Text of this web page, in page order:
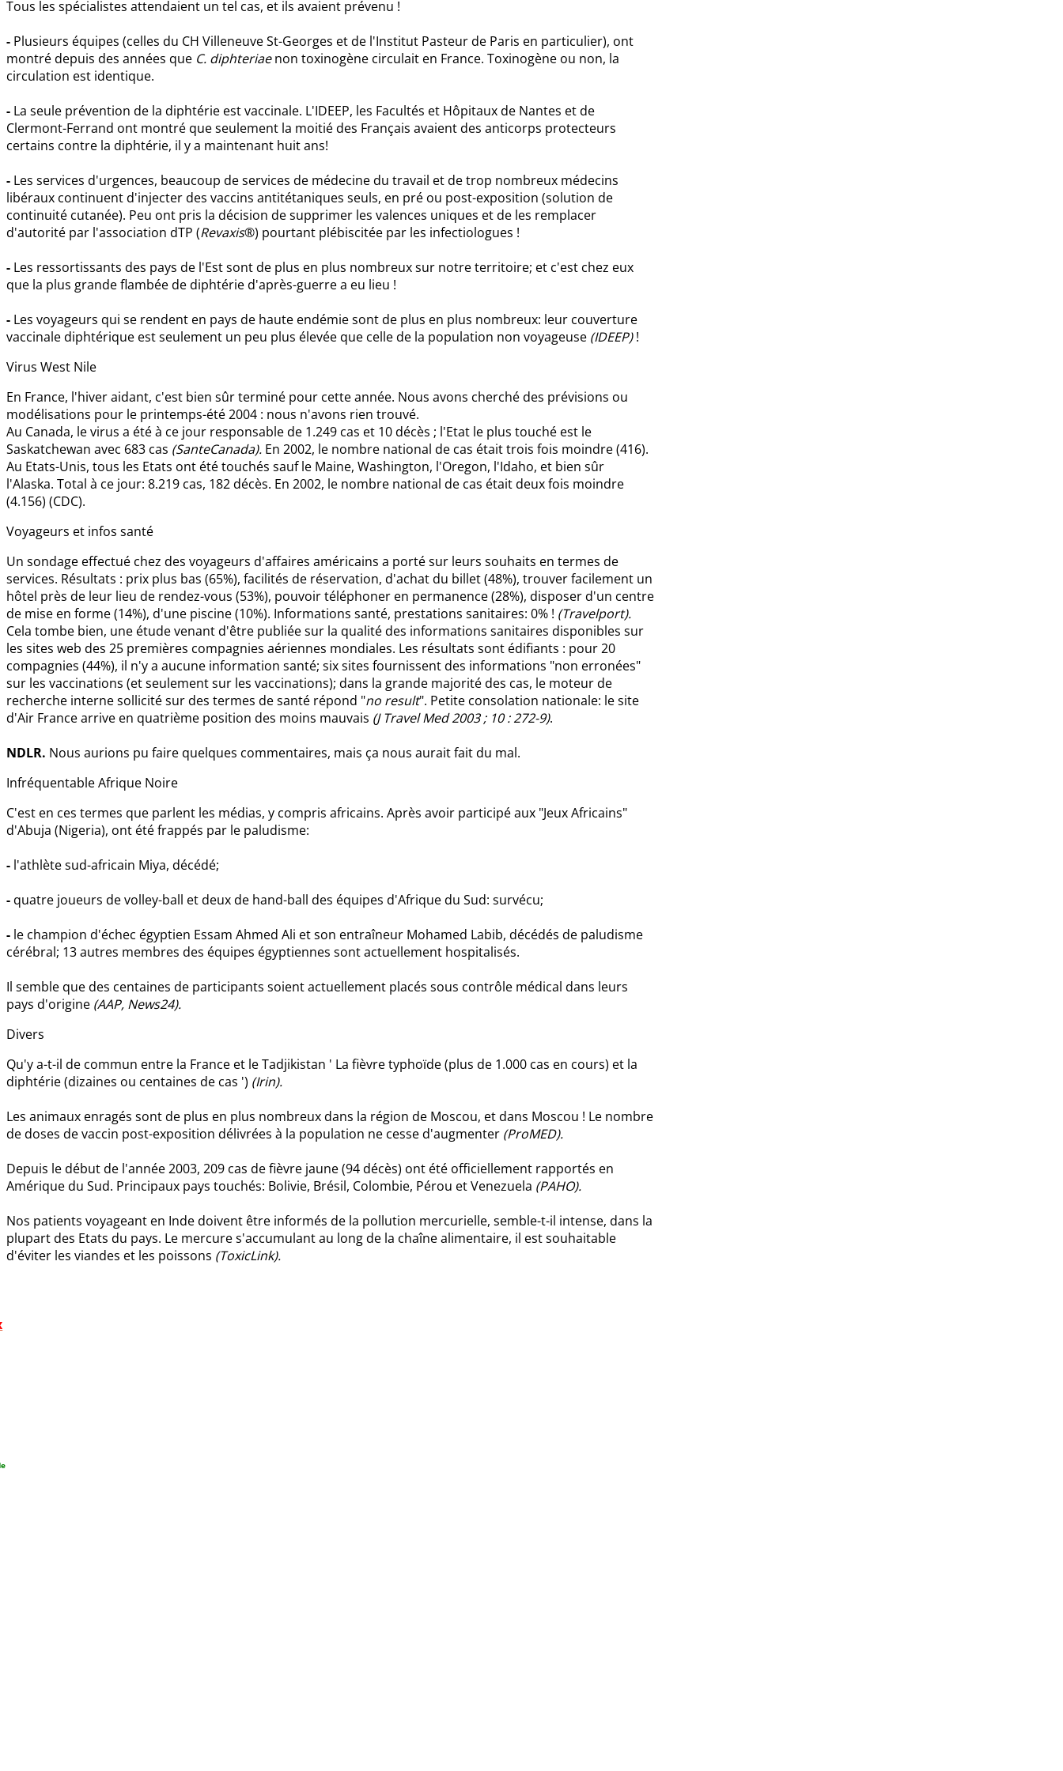
Tous les spécialistes attendaient un tel cas, et ils avaient prévenu !
- Plusieurs équipes (celles du CH Villeneuve St-Georges et de l'Institut Pasteur de Paris en particulier), ont
montré depuis des années que C. diphteriaenon toxinogène circulait en France. Toxinogène ou non, la
circulation est identique.
- La seule prévention de la diphtérie est vaccinale. L'IDEEP, les Facultés et Hôpitaux de Nantes et de
Clermont-Ferrand ont montré que seulement la moitié des Français avaient des anticorps protecteurs
certains contre la diphtérie, il y a maintenant huit ans!
- Les services d'urgences, beaucoup de services de médecine du travail et de trop nombreux médecins
libéraux continuent d'injecter des vaccins antitétaniques seuls, en pré ou post-exposition (solution de
continuité cutanée). Peu ont pris la décision de supprimer les valences uniques et de les remplacer
d'autorité par l'association dTP (Revaxis®) pourtant plébiscitée par les infectiologues !
- Les ressortissants des pays de l'Est sont de plus en plus nombreux sur notre territoire; et c'est chez eux
que la plus grande flambée de diphtérie d'après-guerre a eu lieu !
- Les voyageurs qui se rendent en pays de haute endémie sont de plus en plus nombreux: leur couverture
vaccinale diphtérique est seulement un peu plus élevée que celle de la population non voyageuse (IDEEP)!
Virus West Nile
En France, l'hiver aidant, c'est bien sûr terminé pour cette année. Nous avons cherché des prévisions ou
modélisations pour le printemps-été 2004 : nous n'avons rien trouvé.
Au Canada, le virus a été à ce jour responsable de 1.249 cas et 10 décès ; l'Etat le plus touché est le
Saskatchewan avec 683 cas (SanteCanada). En 2002, le nombre national de cas était trois fois moindre (416).
Au Etats-Unis, tous les Etats ont été touchés sauf le Maine, Washington, l'Oregon, l'Idaho, et bien sûr
l'Alaska. Total à ce jour: 8.219 cas, 182 décès. En 2002, le nombre national de cas était deux fois moindre
(4.156) (CDC).
Voyageurs et infos santé
Un sondage effectué chez des voyageurs d'affaires américains a porté sur leurs souhaits en termes de
services. Résultats : prix plus bas (65%), facilités de réservation, d'achat du billet (48%), trouver facilement un
hôtel près de leur lieu de rendez-vous (53%), pouvoir téléphoner en permanence (28%), disposer d'un centre
de mise en forme (14%), d'une piscine (10%). Informations santé, prestations sanitaires: 0% ! (Travelport).
Cela tombe bien, une étude venant d'être publiée sur la qualité des informations sanitaires disponibles sur
les sites web des 25 premières compagnies aériennes mondiales. Les résultats sont édifiants : pour 20
compagnies (44%), il n'y a aucune information santé; six sites fournissent des informations "non erronées"
sur les vaccinations (et seulement sur les vaccinations); dans la grande majorité des cas, le moteur de
recherche interne sollicité sur des termes de santé répond "no result". Petite consolation nationale: le site
d'Air France arrive en quatrième position des moins mauvais (J Travel Med 2003 ; 10 : 272-9).
NDLR. Nous aurions pu faire quelques commentaires, mais ça nous aurait fait du mal.
Infréquentable Afrique Noire
C'est en ces termes que parlent les médias, y compris africains. Après avoir participé aux "Jeux Africains"
d'Abuja (Nigeria), ont été frappés par le paludisme:
- l'athlète sud-africain Miya, décédé;
- quatre joueurs de volley-ball et deux de hand-ball des équipes d'Afrique du Sud: survécu;
- le champion d'échec égyptien Essam Ahmed Ali et son entraîneur Mohamed Labib, décédés de paludisme
cérébral; 13 autres membres des équipes égyptiennes sont actuellement hospitalisés.
Il semble que des centaines de participants soient actuellement placés sous contrôle médical dans leurs
pays d'origine (AAP, News24).
Divers
Qu'y a-t-il de commun entre la France et le Tadjikistan ' La fièvre typhoïde (plus de 1.000 cas en cours) et la
diphtérie (dizaines ou centaines de cas ') (Irin).
Les animaux enragés sont de plus en plus nombreux dans la région de Moscou, et dans Moscou ! Le nombre
de doses de vaccin post-exposition délivrées à la population ne cesse d'augmenter (ProMED).
Depuis le début de l'année 2003, 209 cas de fièvre jaune (94 décès) ont été officiellement rapportés en
Amérique du Sud. Principaux pays touchés: Bolivie, Brésil, Colombie, Pérou et Venezuela (PAHO).
Nos patients voyageant en Inde doivent être informés de la pollution mercurielle, semble-t-il intense, dans la
plupart des Etats du pays. Le mercure s'accumulant au long de la chaîne alimentaire, il est souhaitable
d'éviter les viandes et les poissons (ToxicLink).